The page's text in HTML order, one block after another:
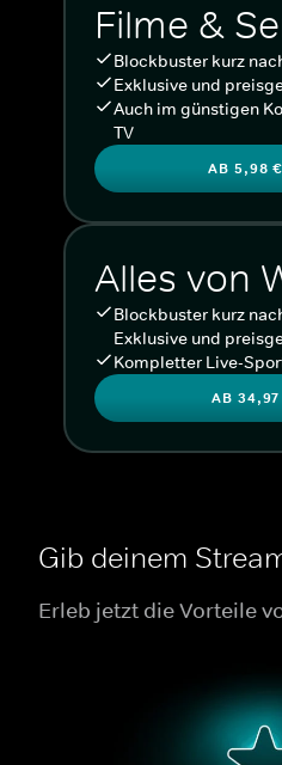
Filme &
Blockbuster kurz
Exklusive und
Auch im günstigen
TV
AB 5,98
Alles von
Blockbuster kurz
Exklusive und
Kompletter Live-
AB
Gib deinem
Erleb jetzt die Vorteile